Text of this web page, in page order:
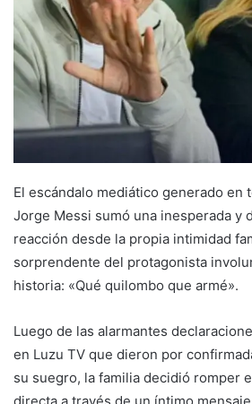
El escándalo mediático generado en
Jorge Messi sumó una inesperada y
reacción desde la propia intimidad
sorprendente del protagonista
historia: «Qué quilombo que armé».
Luego de las alarmantes
en Luzu TV que dieron por
su suegro, la familia decidió romper